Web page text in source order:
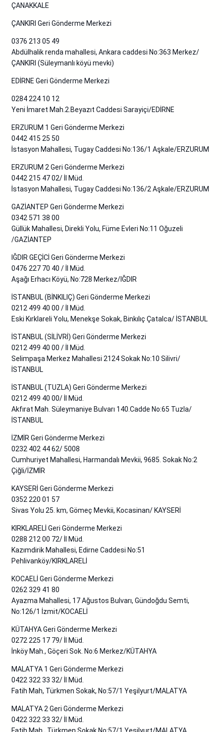
ÇANAKKALE
ÇANKIRI Geri Gönderme Merkezi
0376 213 05 49
Abdülhalik renda mahallesi, Ankara caddesi No:363 Merkez/
ÇANKIRI (Süleymanlı köyü mevki)
EDİRNE Geri Gönderme Merkezi
0284 224 10 12
Yeni İmaret Mah.2.Beyazıt Caddesi Sarayiçi/EDİRNE
ERZURUM 1 Geri Gönderme Merkezi
0442 415 25 50
İstasyon Mahallesi, Tugay Caddesi No:136/1 Aşkale/ERZURUM
ERZURUM 2 Geri Gönderme Merkezi
0442 215 47 02/ İl Müd.
İstasyon Mahallesi, Tugay Caddesi No:136/2 Aşkale/ERZURUM
GAZİANTEP Geri Gönderme Merkezi
0342 571 38 00
Güllük Mahallesi, Direkli Yolu, Füme Evleri No:11 Oğuzeli
/GAZİANTEP
IĞDIR GEÇİCİ Geri Gönderme Merkezi
0476 227 70 40 / İl Müd.
Aşağı Erhacı Köyü, No:728 Merkez/IĞDIR
İSTANBUL (BİNKILIÇ) Geri Gönderme Merkezi
0212 499 40 00 / İl Müd.
Eski Kırklareli Yolu, Menekşe Sokak, Binkılıç Çatalca/ İSTANBUL
İSTANBUL (SİLİVRİ) Geri Gönderme Merkezi
0212 499 40 00 / İl Müd.
Selimpaşa Merkez Mahallesi 2124 Sokak No:10 Silivri/
İSTANBUL
İSTANBUL (TUZLA) Geri Gönderme Merkezi
0212 499 40 00/ İl Müd.
Akfırat Mah. Süleymaniye Bulvarı 140.Cadde No:65 Tuzla/
İSTANBUL
İZMİR Geri Gönderme Merkezi
0232 402 44 62/ 5008
Cumhuriyet Mahallesi, Harmandalı Mevkii, 9685. Sokak No:2
Çiğli/İZMİR
KAYSERİ Geri Gönderme Merkezi
0352 220 01 57
Sivas Yolu 25. km, Gömeç Mevkii, Kocasinan/ KAYSERİ
KIRKLARELİ Geri Gönderme Merkezi
0288 212 00 72/ İl Müd.
Kazımdirik Mahallesi, Edirne Caddesi No:51
Pehlivanköy/KIRKLARELİ
KOCAELİ Geri Gönderme Merkezi
0262 329 41 80
Ayazma Mahallesi, 17 Ağustos Bulvarı, Gündoğdu Semti,
No:126/1 İzmit/KOCAELİ
KÜTAHYA Geri Gönderme Merkezi
0272 225 17 79/ İl Müd.
İnköy Mah., Göçeri Sok. No:6 Merkez/KÜTAHYA
MALATYA 1 Geri Gönderme Merkezi
0422 322 33 32/ İl Müd.
Fatih Mah, Türkmen Sokak, No:57/1 Yeşilyurt/MALATYA
MALATYA 2 Geri Gönderme Merkezi
0422 322 33 32/ İl Müd.